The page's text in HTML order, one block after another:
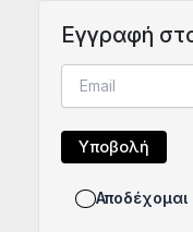
Eγγραφή